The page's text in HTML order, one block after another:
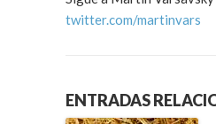
twitter.com/martinvars
ENTRADAS